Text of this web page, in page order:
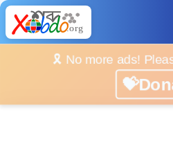
🎗️ No more ads!